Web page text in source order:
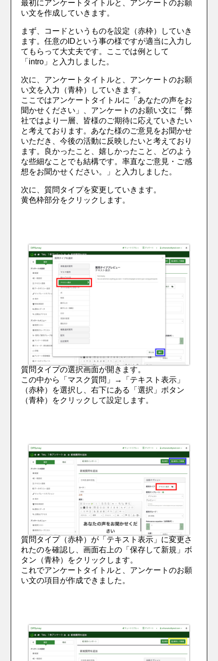
最初にアンケートタイトルと、アンケートのお願
い文を作成していきます。
まず、コードというものを設定（赤枠）していき
ます。任意のIDという事の様ですが適当に入力し
てもらって大丈夫です。ここでは例として
「intro」と入力しました。
次に、アンケートタイトルと、アンケートのお願
い文を入力（青枠）していきます。
ここではアンケートタイトルに「あなたの声をお
聞かせください」、アンケートのお願い文に「弊
社ではより一層、皆様のご期待に応えていきたい
と考えております。あなた様のご意見をお聞かせ
いただき、今後の活動に反映したいと考えており
ます。良かったこと、嬉しかったこと、どのよう
な些細なことでも結構です。率直なご意見・ご感
想をお聞かせください。」と入力しました。
次に、質問タイプを変更していきます。
黄色枠部分をクリックします。
質問タイプの選択画面が開きます。
この中から「マスク質問」→「テキスト表示」
（赤枠）を選択し、右下にある「選択」ボタン
（青枠）をクリックして設定します。
質問タイプ（赤枠）が「テキスト表示」に変更さ
れたのを確認し、画面右上の「保存して新規」ボ
タン（青枠）をクリックします。
これでアンケートタイトルと、アンケートのお願
い文の項目が作成できました。